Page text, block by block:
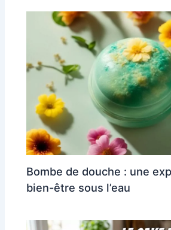
Bombe de douche : une
bien-être sous l’eau